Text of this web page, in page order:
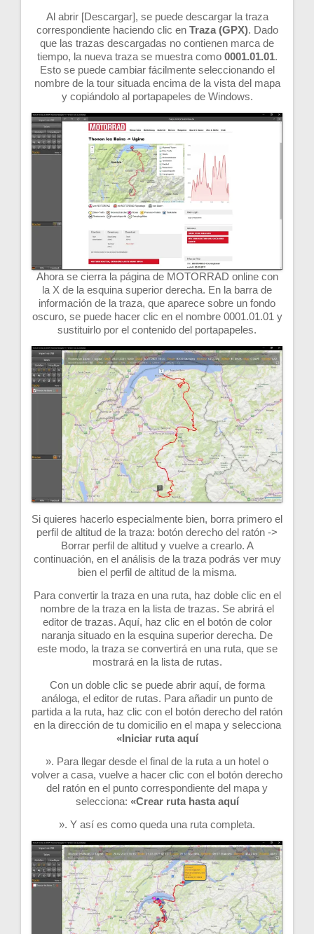
Al abrir [Descargar], se puede descargar la traza
correspondiente haciendo clic en Traza (GPX). Dado
que las trazas descargadas no contienen marca de
tiempo, la nueva traza se muestra como 0001.01.01.
Esto se puede cambiar fácilmente seleccionando el
nombre de la tour situada encima de la vista del mapa
y copiándolo al portapapeles de Windows.
Ahora se cierra la página de MOTORRAD online con
la X de la esquina superior derecha. En la barra de
información de la traza, que aparece sobre un fondo
oscuro, se puede hacer clic en el nombre 0001.01.01 y
sustituirlo por el contenido del portapapeles.
Si quieres hacerlo especialmente bien, borra primero el
perfil de altitud de la traza: botón derecho del ratón ->
Borrar perfil de altitud y vuelve a crearlo. A
continuación, en el análisis de la traza podrás ver muy
bien el perfil de altitud de la misma.
Para convertir la traza en una ruta, haz doble clic en el
nombre de la traza en la lista de trazas. Se abrirá el
editor de trazas. Aquí, haz clic en el botón de color
naranja situado en la esquina superior derecha. De
este modo, la traza se convertirá en una ruta, que se
mostrará en la lista de rutas.
Con un doble clic se puede abrir aquí, de forma
análoga, el editor de rutas. Para añadir un punto de
partida a la ruta, haz clic con el botón derecho del ratón
en la dirección de tu domicilio en el mapa y selecciona
«Iniciar ruta aquí
». Para llegar desde el final de la ruta a un hotel o
volver a casa, vuelve a hacer clic con el botón derecho
del ratón en el punto correspondiente del mapa y
selecciona: «Crear ruta hasta aquí
». Y así es como queda una ruta completa.